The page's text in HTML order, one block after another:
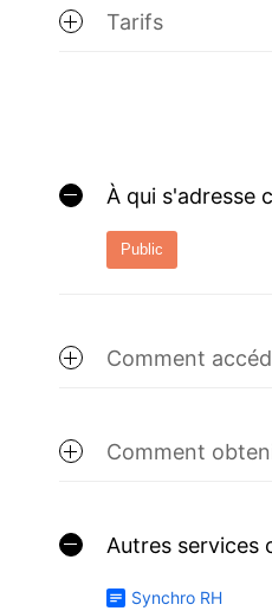
Tarifs
À qui s'adresse
Public
Comment
Comment
Autres services
Synchro RH